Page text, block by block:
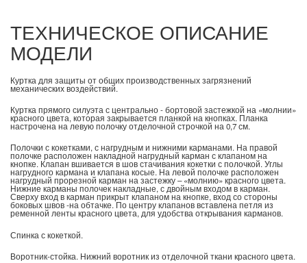
ТЕХНИЧЕСКОЕ ОПИСАНИЕ
МОДЕЛИ
Куртка для защиты от общих производственных загрязнений
механических воздействий.
Куртка прямого силуэта с центрально - бортовой застежкой на «молнии»
красного цвета, которая закрывается планкой на кнопках. Планка
настрочена на левую полочку отделочной строчкой на 0,7 см.
Полочки с кокетками, с нагрудным и нижними карманами. На правой
полочке расположен накладной нагрудный карман с клапаном на
кнопке. Клапан вшивается в шов стачивания кокетки с полочкой. Углы
нагрудного кармана и клапана косые. На левой полочке расположен
нагрудный прорезной карман на застежку – «молнию» красного цвета.
Нижние карманы полочек накладные, с двойным входом в карман.
Сверху вход в карман прикрыт клапаном на кнопке, вход со стороны
боковых швов -на обтачке. По центру клапанов вставлена петля из
ременной ленты красного цвета, для удобства открывания карманов.
Спинка с кокеткой.
Воротник-стойка. Нижний воротник из отделочной ткани красного цвета.